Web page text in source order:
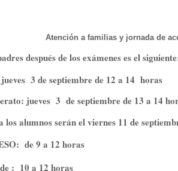
Atención a familias y jornada de
después de los exámenes es el
3 de septiembre de 12 a 14 horas
jueves 3 de septiembre de 13 a 14
alumnos serán el viernes 11 de
de 9 a 12 horas
: 10 a 12 horas